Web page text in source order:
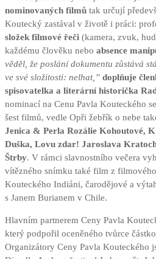
nominovaných filmů tak určují
Koutecký zastával v životě i práci:
složek filmové řeči (kamera, zvuk,
každému člověku nebo absence
věděl, že poslání dokumentu zůstává
ve své složitosti: nelhat,” doplňuje
spisovatelka a literární historička
nominací na Cenu Pavla Kouteckého
šest filmů, vedle Opři žebřík o nebe
Jenica & Perla Rozálie Kohoutové,
Duška, Lovu zdar! Jaroslava
Štrby. V rámci slavnostního večera
vítězného snímku také film z
Kouteckého Indiáni, čarodějové a
s Janem Burianem v Chile.
Hlavním partnerem Ceny Pavla
který podpořil oceněného tvůrce
Organizátory Ceny Pavla Kouteckého